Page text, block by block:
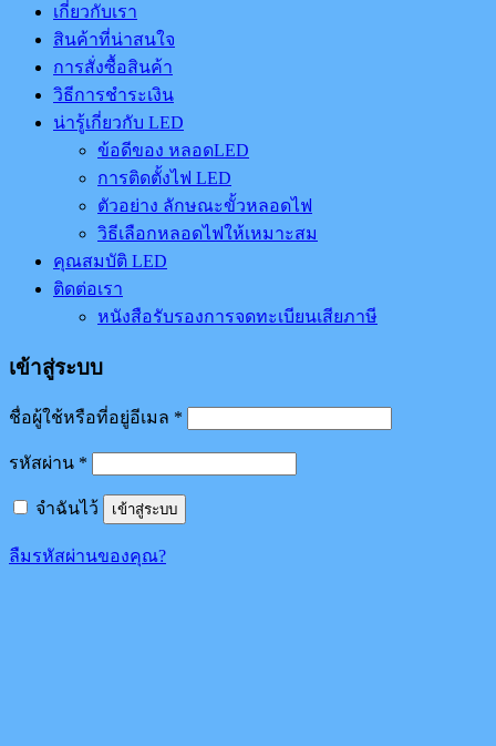
เกี่ยวกับเรา
สินค้าที่น่าสนใจ
การสั่งซื้อสินค้า
วิธีการชำระเงิน
น่ารู้เกี่ยวกับ LED
ข้อดีของ หลอดLED
การติดตั้งไฟ LED
ตัวอย่าง ลักษณะขั้วหลอดไฟ
วิธีเลือกหลอดไฟให้เหมาะสม
คุณสมบัติ LED
ติดต่อเรา
หนังสือรับรองการจดทะเบียนเสียภาษี
เข้าสู่ระบบ
ชื่อผู้ใช้หรือที่อยู่อีเมล *
รหัสผ่าน *
จำฉันไว้ เข้าสู่ระบบ
ลืมรหัสผ่านของคุณ?